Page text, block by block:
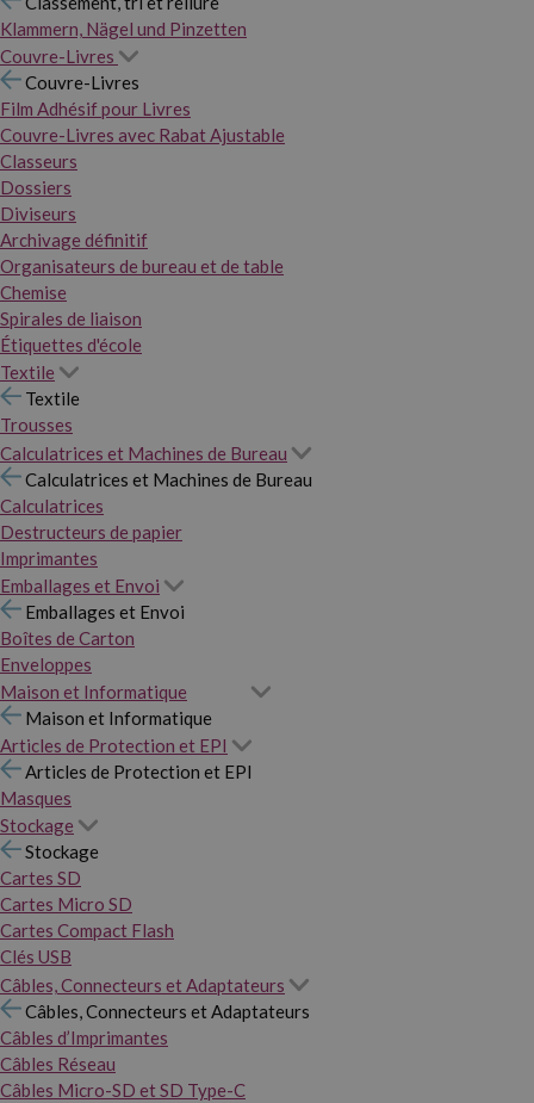
Klammern, Nägel und Pinzetten
Couvre-Livres
Couvre-Livres
Film Adhésif pour Livres
Couvre-Livres avec Rabat Ajustable
Classeurs
Dossiers
Diviseurs
Archivage définitif
Organisateurs de bureau et de table
Chemise
Spirales de liaison
Étiquettes d'école
Textile
Textile
Trousses
Calculatrices et Machines de Bureau
Calculatrices et Machines de Bureau
Calculatrices
Destructeurs de papier
Imprimantes
Emballages et Envoi
Emballages et Envoi
Boîtes de Carton
Enveloppes
Maison et Informatique
Maison et Informatique
Articles de Protection et EPI
Articles de Protection et EPI
Masques
Stockage
Stockage
Cartes SD
Cartes Micro SD
Cartes Compact Flash
Clés USB
Câbles, Connecteurs et Adaptateurs
Câbles, Connecteurs et Adaptateurs
Câbles d’Imprimantes
Câbles Réseau
Câbles Micro-SD et SD Type-C